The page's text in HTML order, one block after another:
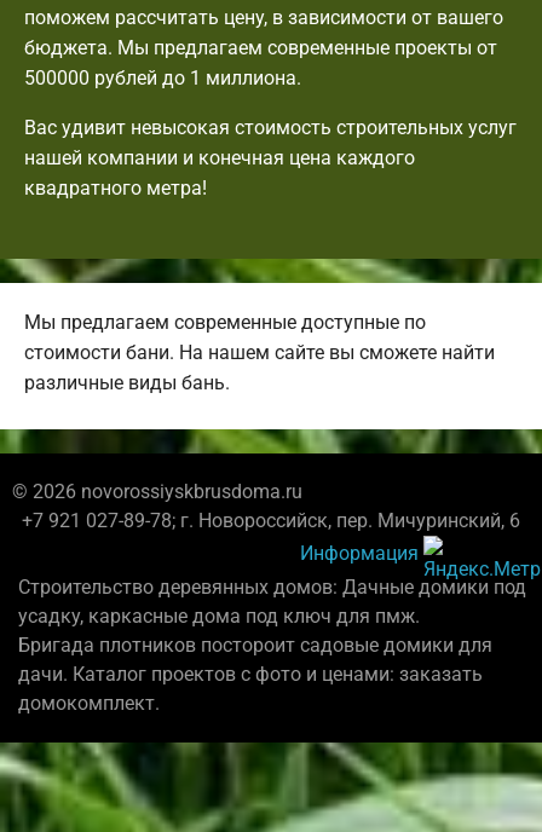
поможем рассчитать цену, в зависимости от вашего
бюджета. Мы предлагаем современные проекты от
500000 рублей до 1 миллиона.
Вас удивит невысокая стоимость строительных услуг
нашей компании и конечная цена каждого
квадратного метра!
Мы предлагаем современные доступные по
стоимости бани. На нашем сайте вы сможете найти
различные виды бань.
© 2026 novorossiyskbrusdoma.ru
+7 921 027-89-78; г. Новороссийск, пер. Мичуринский, 6
Информация
Строительство деревянных домов: Дачные домики под
усадку, каркасные дома под ключ для пмж.
Бригада плотников постороит садовые домики для
дачи. Каталог проектов с фото и ценами: заказать
домокомплект.